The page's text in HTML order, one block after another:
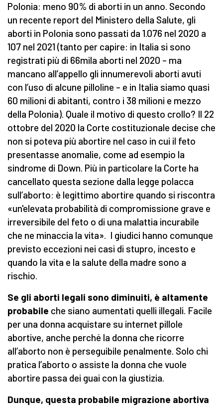
Polonia: meno 90% di aborti in un anno. Secondo
un recente report del Ministero della Salute, gli
aborti in Polonia sono passati da 1.076 nel 2020 a
107 nel 2021 (tanto per capire: in Italia si sono
registrati più di 66mila aborti nel 2020 – ma
mancano all’appello gli innumerevoli aborti avuti
con l’uso di alcune pilloline – e in Italia siamo quasi
60 milioni di abitanti, contro i 38 milioni e mezzo
della Polonia). Quale il motivo di questo crollo? Il 22
ottobre del 2020 la Corte costituzionale decise che
non si poteva più abortire nel caso in cui il feto
presentasse anomalie, come ad esempio la
sindrome di Down. Più in particolare la Corte ha
cancellato questa sezione dalla legge polacca
sull’aborto: è legittimo abortire quando si riscontra
«un'elevata probabilità di compromissione grave e
irreversibile del feto o di una malattia incurabile
che ne minaccia la vita». I giudici hanno comunque
previsto eccezioni nei casi di stupro, incesto e
quando la vita e la salute della madre sono a
rischio.
Se gli aborti legali sono diminuiti, è altamente
probabile che siano aumentati quelli illegali. Facile
per una donna acquistare su internet pillole
abortive, anche perché la donna che ricorre
all’aborto non è perseguibile penalmente. Solo chi
pratica l’aborto o assiste la donna che vuole
abortire passa dei guai con la giustizia.
Dunque, questa probabile migrazione abortiva